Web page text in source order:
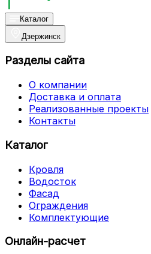
Каталог
Дзержинск
Разделы сайта
О компании
Доставка и оплата
Реализованные проекты
Контакты
Каталог
Кровля
Водосток
Фасад
Ограждения
Комплектующие
Онлайн-расчет